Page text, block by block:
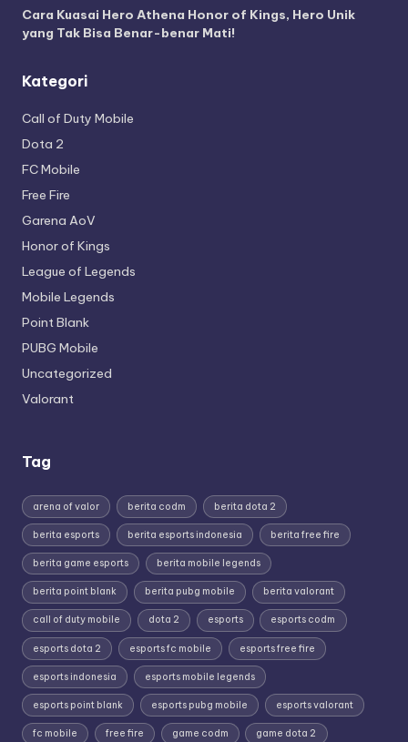
Cara Kuasai Hero Athena Honor of Kings, Hero Unik
yang Tak Bisa Benar-benar Mati!
Kategori
Call of Duty Mobile
Dota 2
FC Mobile
Free Fire
Garena AoV
Honor of Kings
League of Legends
Mobile Legends
Point Blank
PUBG Mobile
Uncategorized
Valorant
Tag
arena of valor berita codm berita dota 2
berita esports berita esports indonesia berita free fire
berita game esports berita mobile legends
berita point blank berita pubg mobile berita valorant
call of duty mobile dota 2 esports esports codm
esports dota 2 esports fc mobile esports free fire
esports indonesia esports mobile legends
esports point blank esports pubg mobile esports valorant
fc mobile free fire game codm game dota 2